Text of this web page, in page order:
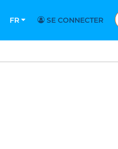
FR SE CONNECTER